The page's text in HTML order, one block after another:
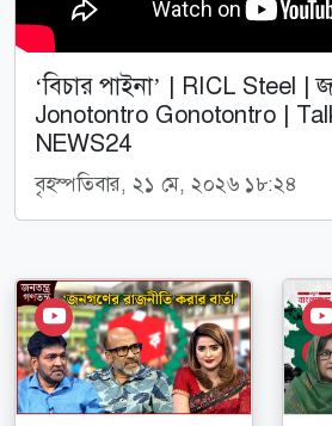
‘বিচার পাইনা’ | RICL Steel |
Jonotontro Gonotontro |
NEWS24
বৃহস্পতিবার, ২১ মে, ২০২৬ ১৮:২৪